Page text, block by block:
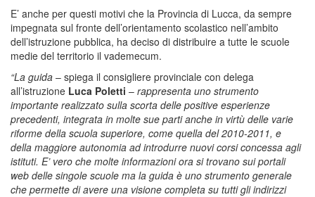
E’ anche per questi motivi che la Provincia di Lucca, da sempre
impegnata sul fronte dell’orientamento scolastico nell’ambito
dell’istruzione pubblica, ha deciso di distribuire a tutte le scuole
medie del territorio il vademecum.
“La guida – spiega il consigliere provinciale con delega
all’istruzione Luca Poletti – rappresenta uno strumento
importante realizzato sulla scorta delle positive esperienze
precedenti, integrata in molte sue parti anche in virtù delle varie
riforme della scuola superiore, come quella del 2010-2011, e
della maggiore autonomia ad introdurre nuovi corsi concessa agli
istituti. E’ vero che molte informazioni ora si trovano sui portali
web delle singole scuole ma la guida è uno strumento generale
che permette di avere una visione completa su tutti gli indirizzi